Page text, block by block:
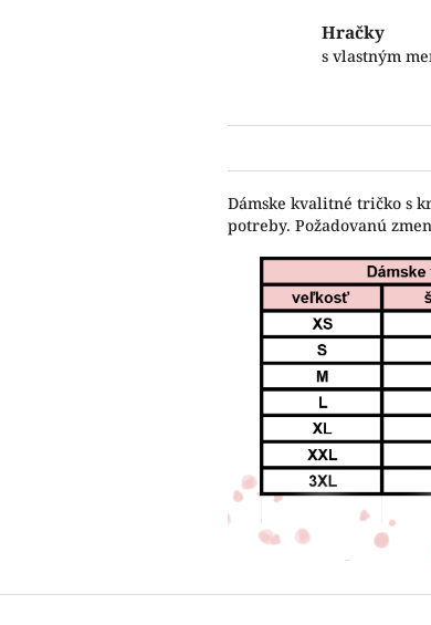
Hračky
s vlastným
Dámske kvalitné tričko s
potreby. Požadovanú